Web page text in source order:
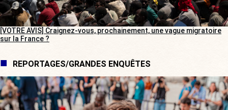
[VOTRE AVIS] Craignez-vous, prochainement, une vague migratoire
sur la France ?
REPORTAGES/GRANDES ENQUÊTES